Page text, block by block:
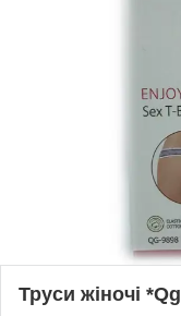
Труси жіночі